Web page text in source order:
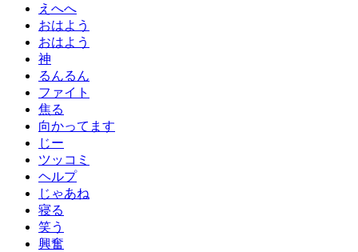
えへへ
おはよう
おはよう
神
るんるん
ファイト
焦る
向かってます
じー
ツッコミ
ヘルプ
じゃあね
寝る
笑う
興奮